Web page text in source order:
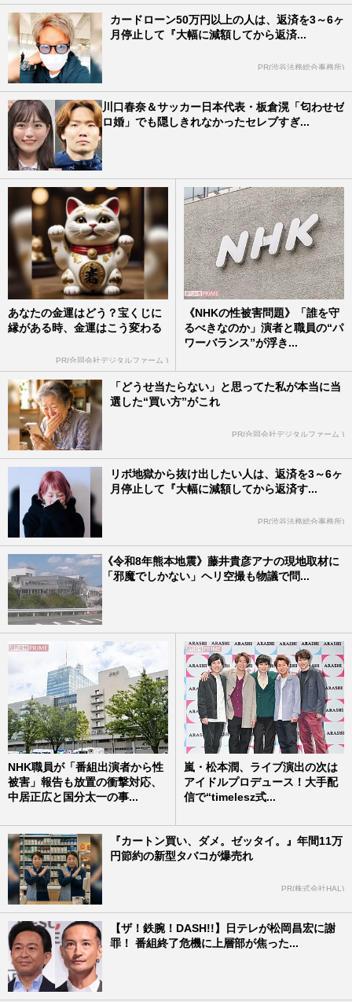
カードローン50万円以上の人は、返済を3～6ヶ
月停止して『大幅に減額してから返済...
PR(渋谷法務総合事務所)
川口春奈＆サッカー日本代表・板倉滉「匂わせゼ
ロ婚」でも隠しきれなかったセレブすぎ...
あなたの金運はどう？宝くじに
縁がある時、金運はこう変わる
PR(合同会社デジタルファーム )
《NHKの性被害問題》「誰を守
るべきなのか」演者と職員の“パ
ワーバランス”が浮き...
「どうせ当たらない」と思ってた私が本当に当
選した“買い方”がこれ
PR(合同会社デジタルファーム )
リボ地獄から抜け出したい人は、返済を3～6ヶ
月停止して『大幅に減額してから返済す...
PR(渋谷法務総合事務所)
《令和8年熊本地震》藤井貴彦アナの現地取材に
「邪魔でしかない」ヘリ空撮も物議で問...
NHK職員が「番組出演者から性
被害」報告も放置の衝撃対応、
中居正広と国分太一の事...
嵐・松本潤、ライブ演出の次は
アイドルプロデュース！大手配
信で“timelesz式...
『カートン買い、ダメ。ゼッタイ。』年間11万
円節約の新型タバコが爆売れ
PR(株式会社HAL)
【ザ！鉄腕！DASH!!】日テレが松岡昌宏に謝
罪！ 番組終了危機に上層部が焦った...